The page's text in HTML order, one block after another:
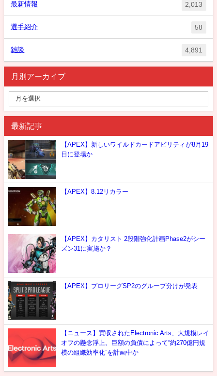
最新情報 2,013
選手紹介 58
雑談 4,891
月別アーカイブ
最新記事
【APEX】新しいワイルドカードアビリティが8月19
日に登場か
【APEX】8.12リカラー
【APEX】カタリスト 2段階強化計画Phase2がシー
ズン31に実施か？
【APEX】プロリーグSP2のグループ分けが発表
【ニュース】買収されたElectronic Arts、大規模レイ
オフの懸念浮上。巨額の負債によって“約270億円規
模の組織効率化”を計画中か